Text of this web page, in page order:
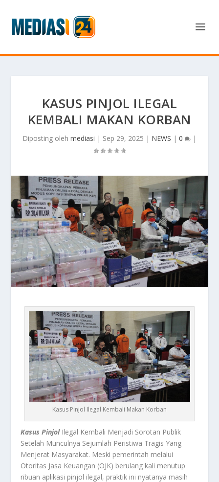
KASUS PINJOL ILEGAL
KEMBALI MAKAN KORBAN
Diposting oleh mediasi | Sep 29, 2025 | NEWS | 0 |
Kasus Pinjol Ilegal Kembali Makan Korban
Kasus PinjolIlegal Kembali Menjadi Sorotan Publik
Setelah Munculnya Sejumlah Peristiwa Tragis Yang
Menjerat Masyarakat. Meski pemerintah melalui
Otoritas Jasa Keuangan (OJK) berulang kali menutup
ribuan aplikasi pinjol ilegal, praktik ini nyatanya masih